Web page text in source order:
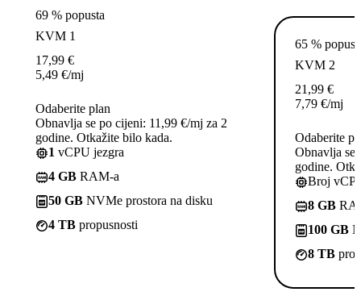
69 % popusta
KVM 1
17,99 €
5,49 €/mj
Odaberite plan
Obnavlja se po cijeni: 11,99 €/mj za 2
godine. Otkažite bilo kada.
1 vCPU jezgra
4 GB RAM-a
50 GB NVMe prostora na disku
4 TB propusnosti
65 %
KVM 2
21,99 €
7,79 €/mj
Odaberite
Obnavlja se
godine.
Broj
8 GB
100 GB
8 TB